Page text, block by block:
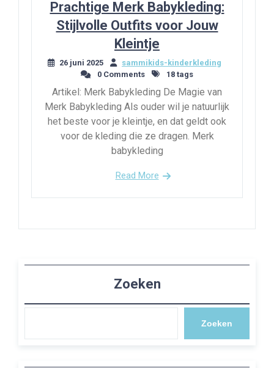
Prachtige Merk Babykleding:
Stijlvolle Outfits voor Jouw
Kleintje
26 juni 2025
sammikids-kinderkleding
0 Comments
18 tags
Artikel: Merk Babykleding De Magie van
Merk Babykleding Als ouder wil je natuurlijk
het beste voor je kleintje, en dat geldt ook
voor de kleding die ze dragen. Merk
babykleding
Read More
Zoeken
Zoeken